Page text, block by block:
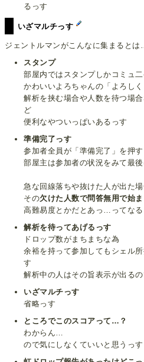
るっす
いざマルチっす
ジェントルマンがこんなに集まるとは…
スタンプ
部屋内ではスタンプしかコミュ
かわいいよろちゃんの「よろし
解析を挟む場合や人数を待つ場
ど
便利なやついっぱいあるっす
準備完了っす
参加者全員が「準備完了」を押
部屋主は参加者の状況をみて最
急な回線落ちや抜けた人が出た
その欠けた人数で問答無用で始ま
高難易度とかだとあっ…ってなる
解析を待ってあげるっす
ドロップ数がまちまちな為
余裕を持って参加してもシェル
す
解析中の人はその旨表示が出る
いざマルチっす
省略っす
ところでこのスコアって…？
わからん…
ので気にしなくていいと思うっす